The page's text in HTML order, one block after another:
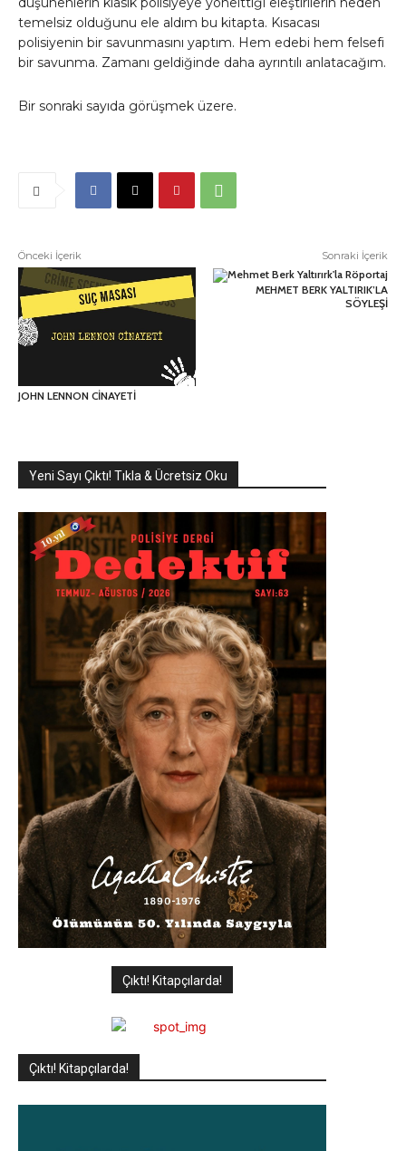
temelsiz olduğunu ele aldım bu kitapta. Kısacası
polisiyenin bir savunmasını yaptım. Hem edebi hem felsefi
bir savunma. Zamanı geldiğinde daha ayrıntılı anlatacağım.
Bir sonraki sayıda görüşmek üzere.
Önceki İçerik
JOHN LENNON CİNAYETİ
Sonraki İçerik
MEHMET BERK YALTIRIK’LA
SÖYLEŞİ
Yeni Sayı Çıktı! Tıkla & Ücretsiz Oku
Çıktı! Kitapçılarda!
Çıktı! Kitapçılarda!